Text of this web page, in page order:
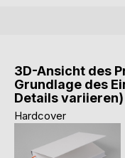
3D-Ansicht des
Grundlage des
Details variieren)
Hardcover